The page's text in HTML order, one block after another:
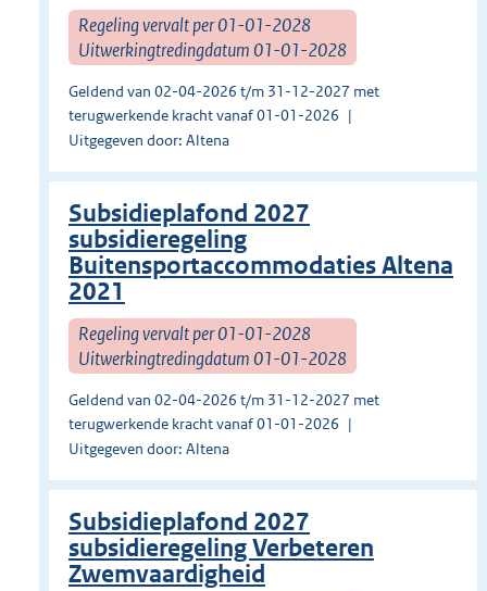
Regeling vervalt per 01-01-2028
Uitwerkingtredingdatum 01-01-2028
Geldend van 02-04-2026 t/m 31-12-2027 met
terugwerkende kracht vanaf 01-01-2026
Uitgegeven door: Altena
Subsidieplafond 2027
subsidieregeling
Buitensportaccommodaties Altena
2021
Regeling vervalt per 01-01-2028
Uitwerkingtredingdatum 01-01-2028
Geldend van 02-04-2026 t/m 31-12-2027 met
terugwerkende kracht vanaf 01-01-2026
Uitgegeven door: Altena
Subsidieplafond 2027
subsidieregeling Verbeteren
Zwemvaardigheid